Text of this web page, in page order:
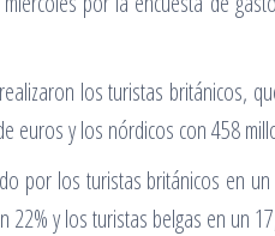
los turistas británicos,
euros y los nórdicos con 458
por los turistas británicos en
y los turistas belgas en un